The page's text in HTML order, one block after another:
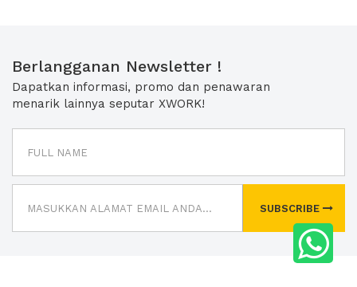
Berlangganan Newsletter !
Dapatkan informasi, promo dan penawaran
menarik lainnya seputar XWORK!
SUBSCRIBE